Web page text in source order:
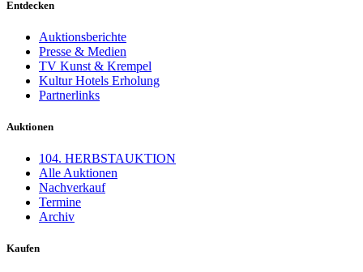
Entdecken
Auktionsberichte
Presse & Medien
TV Kunst & Krempel
Kultur Hotels Erholung
Partnerlinks
Auktionen
104. HERBSTAUKTION
Alle Auktionen
Nachverkauf
Termine
Archiv
Kaufen